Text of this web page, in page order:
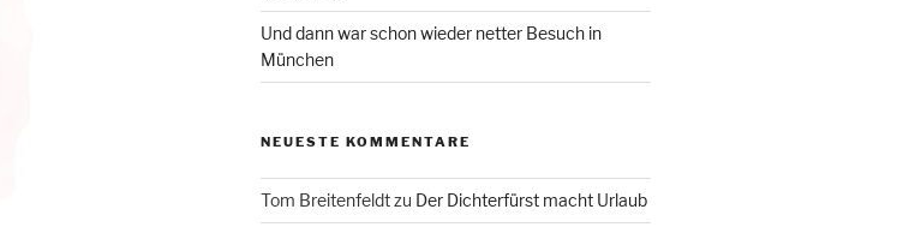
Und dann war schon wieder netter Besuch in
München
NEUESTE KOMMENTARE
Tom Breitenfeldtzu Der Dichterfürst macht Urlaub